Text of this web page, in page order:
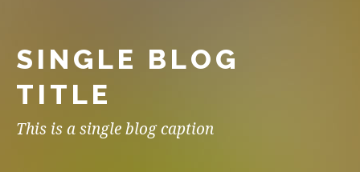
SINGLE BLOG
TITLE
This is a single blog caption